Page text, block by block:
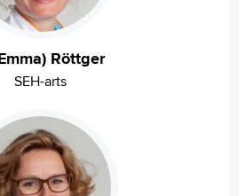
Röttger
SEH-arts